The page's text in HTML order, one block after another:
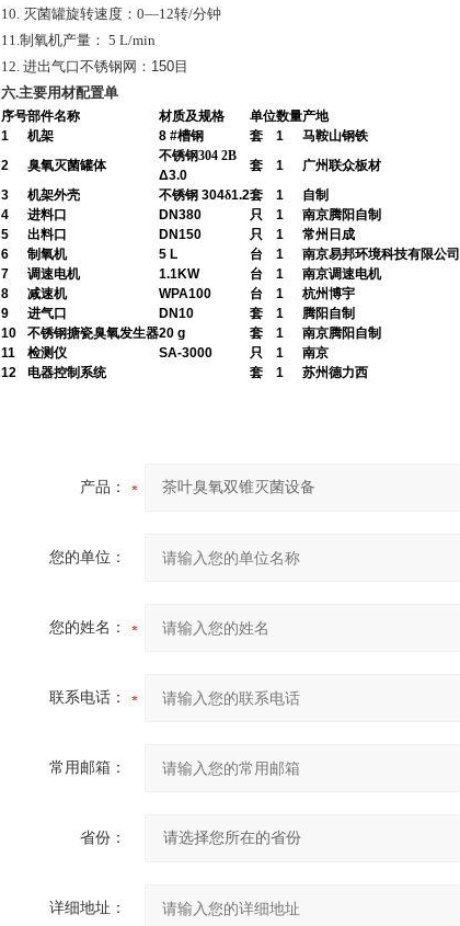
10. 灭菌罐旋转速度：0—12转/分钟
11.制氧机产量： 5 L/min
12. 进出气口不锈钢网： 150目
六.主要用材配置单
序号部件名称 材质及规格 单位数量产地
1
机架 8 #槽钢 套 1
马鞍山钢铁
2
臭氧灭菌罐体
不锈钢304 2B
Δ3.0
套 1
广州联众板材
3
机架外壳 不锈钢 304δ1.2套 1
自制
4
进料口 DN380 只 1
南京腾阳自制
5
出料口 DN150 只 1
常州日成
6
制氧机 5 L 台 1
南京易邦环境科技有限公司
7
调速电机 1.1KW 台 1
南京调速电机
8
减速机 WPA100 台 1
杭州博宇
9
进气口 DN10 套 1
腾阳自制
10
不锈钢搪瓷臭氧发生器20 g 套 1
南京腾阳自制
11
检测仪 SA-3000 只 1
南京
12
电器控制系统 套 1 苏州德力西
产品：
您的单位：
您的姓名：
联系电话：
常用邮箱：
省份：
详细地址：